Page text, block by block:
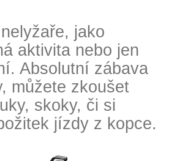
jako
aktivita nebo jen
Absolutní zábava
můžete zkoušet
skoky, či si
jízdy z kopce.